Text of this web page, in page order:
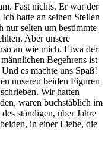
Fast nichts. Er war der
hatte an seinen Stellen
nur selten um bestimmte
Aber unsere
an wie mich. Etwa der
Begehrens ist
es machte uns Spaß!
unseren beiden Figuren
Wir hatten
waren buchstäblich im
ständigen, über Jahre
in einer Liebe, die